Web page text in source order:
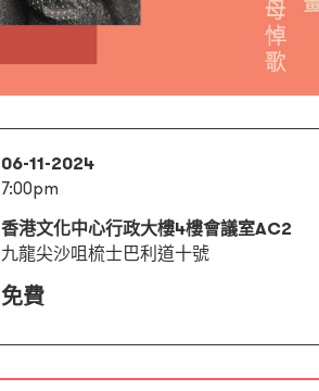
06-11-2024
7:00pm
香港文化中心行政大樓4樓會議室AC2
九龍尖沙咀梳士巴利道十號
免費